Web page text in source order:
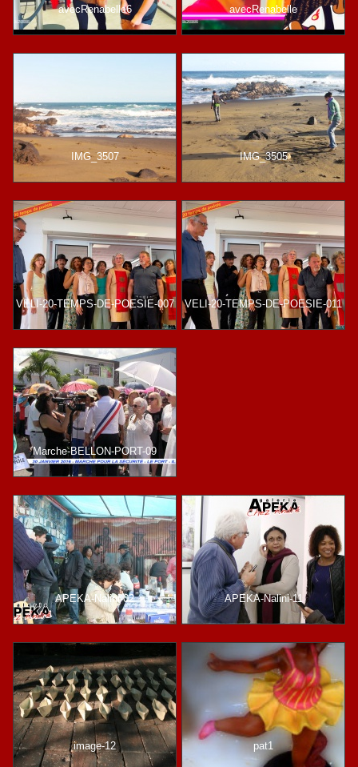
avecRenabelle6 avecRenabelle
IMG_3507 IMG_3505
VELI-20-TEMPS-DE-POESIE-007 VELI-20-TEMPS-DE-POESIE-011
Marche-BELLON-PORT-09
APEKA-Nalini-02 APEKA-Nalini-11
image-12 pat1